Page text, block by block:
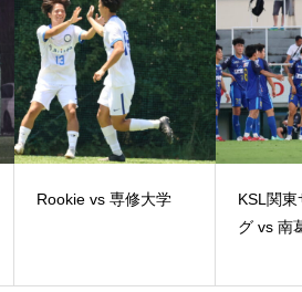
Rookie vs 専修大学
KSL関
グ vs 南